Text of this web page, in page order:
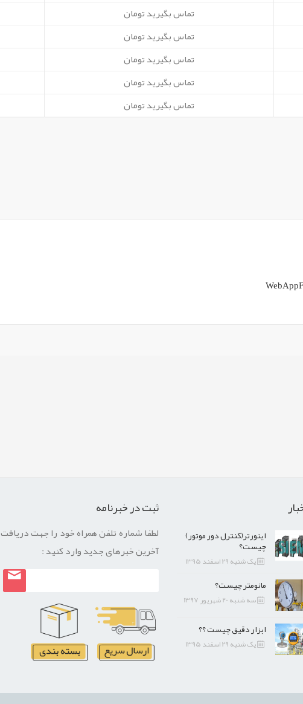
تماس بگیرید تومان
تماس بگیرید تومان
تماس بگیرید تومان
تماس بگیرید تومان
تماس بگیرید تومان
اینورتر(کنترل دور موتور)
چیست؟
یک شنبه 29 اسفند 1395
مانومتر چیست؟
سه شنبه 20 شهریور 1397
ابزار دقیق چیست ؟؟
یک شنبه 29 اسفند 1395
ثبت در خبرنامه
لطفا شماره تلفن همراه خود را جهت دریافت
آخرین خبرهای جدید وارد کنید :